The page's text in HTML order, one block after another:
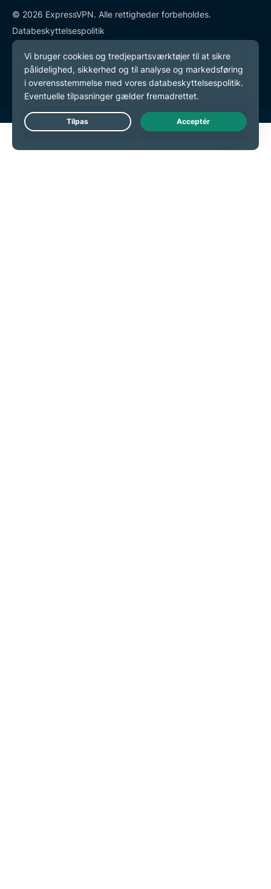
© 2026 ExpressVPN. Alle rettigheder forbeholdes.
Databeskyttelsespolitik
Tjenestevilkår
Cookie-præferencer
Live Chat